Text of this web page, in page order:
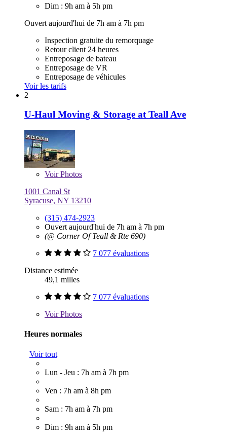
Dim : 9h am à 5h pm
Ouvert aujourd'hui de 7h am à 7h pm
Inspection gratuite du remorquage
Retour client 24 heures
Entreposage de bateau
Entreposage de VR
Entreposage de véhicules
Voir les tarifs
2
U-Haul Moving & Storage at Teall Ave
VoirPhotos
1001 Canal St
Syracuse, NY 13210
(315) 474-2923
Ouvert aujourd'hui de 7h am à 7h pm
(@ Corner Of Teall & Rte 690)
7 077 évaluations
Distance estimée
49,1 milles
7 077 évaluations
VoirPhotos
Heures normales
Voir tout
Lun - Jeu : 7h am à 7h pm
Ven : 7h am à 8h pm
Sam : 7h am à 7h pm
Dim : 9h am à 5h pm